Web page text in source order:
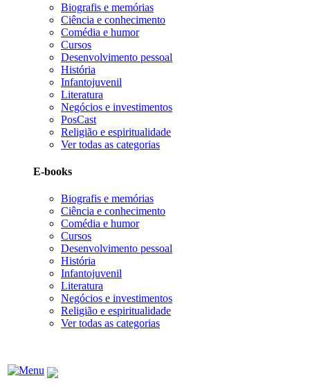
Biografis e memórias
Ciência e conhecimento
Comédia e humor
Cursos
Desenvolvimento pessoal
História
Infantojuvenil
Literatura
Negócios e investimentos
PosCast
Religião e espiritualidade
Ver todas as categorias
E-books
Biografis e memórias
Ciência e conhecimento
Comédia e humor
Cursos
Desenvolvimento pessoal
História
Infantojuvenil
Literatura
Negócios e investimentos
Religião e espiritualidade
Ver todas as categorias